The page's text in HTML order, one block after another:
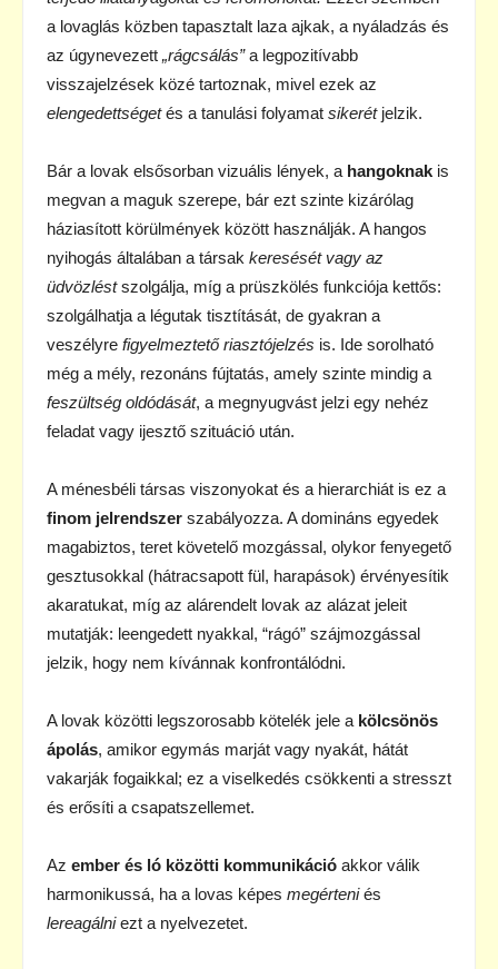
a lovaglás közben tapasztalt laza ajkak, a nyáladzás és
az úgynevezett „rágcsálás”a legpozitívabb
visszajelzések közé tartoznak, mivel ezek az
elengedettségetés a tanulási folyamat sikerétjelzik.
Bár a lovak elsősorban vizuális lények, a hangoknak is
megvan a maguk szerepe, bár ezt szinte kizárólag
háziasított körülmények között használják. A hangos
nyihogás általában a társak keresését vagy az
üdvözléstszolgálja, míg a prüszkölés funkciója kettős:
szolgálhatja a légutak tisztítását, de gyakran a
veszélyre figyelmeztető riasztójelzés is. Ide sorolható
még a mély, rezonáns fújtatás, amely szinte mindig a
feszültség oldódását, a megnyugvást jelzi egy nehéz
feladat vagy ijesztő szituáció után.
A ménesbéli társas viszonyokat és a hierarchiát is ez a
finom jelrendszer szabályozza. A domináns egyedek
magabiztos, teret követelő mozgással, olykor fenyegető
gesztusokkal (hátracsapott fül, harapások) érvényesítik
akaratukat, míg az alárendelt lovak az alázat jeleit
mutatják: leengedett nyakkal, “rágó” szájmozgással
jelzik, hogy nem kívánnak konfrontálódni.
A lovak közötti legszorosabb kötelék jele a kölcsönös
ápolás, amikor egymás marját vagy nyakát, hátát
vakarják fogaikkal; ez a viselkedés csökkenti a stresszt
és erősíti a csapatszellemet.
Az ember és ló közötti kommunikáció akkor válik
harmonikussá, ha a lovas képes megérteniés
lereagálniezt a nyelvezetet.